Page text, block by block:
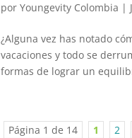
porYoungevity Colombia |
¿Alguna vez has notado
vacaciones y todo se
formas de lograr un
Página 1 de 14 1 2